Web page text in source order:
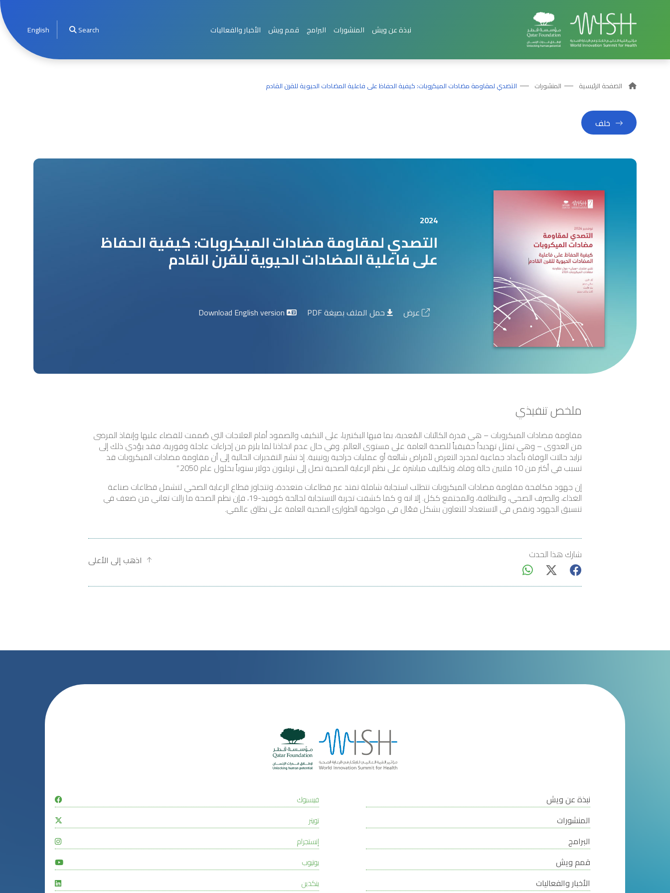
نبذة عن ويش المنشورات البرامج قمم ويش الأخبار والفعاليات Search
English
الصفحة الرئيسية المنشورات التصدي لمقاومة مضادات الميكروبات: كيفية الحفاظ على فاعلية المضادات الحيوية للقرن القادم
خلف
2024
التصدي لمقاومة مضادات الميكروبات: كيفية الحفاظ
على فاعلية المضادات الحيوية للقرن القادم
عرض حمل الملف بصيغة PDF Download English version
ملخص تنفيذي
مقاومة مضادات الميكروبات – هي قدرة الكائنات المُعدية، بما فيها البكتيريا، على التكيف والصمود أمام العلاجات التي صٌممت للقضاء عليها وإنقاذ المرضى
من العدوى – وهي تمثل تهديداً حقيقياً للصحة العامة على مستوى العالم. وفي حال عدم اتخاذنا لما يلزم من إجراءات عاجلة وفورية، فقد يؤدي ذلك إلى
تزايد حالات الوفاة بأعداد جماعية لمجرد التعرض لأمراض شائعة أو عمليات جراحية روتينية. إذ تشير التقديرات الحالية إلى أن مقاومة مضادات الميكروبات قد
تسبب في أكثر من 10 ملايين حالة وفاة، وتكاليف مباشرة على نظم الرعاية الصحية تصل إلى تريليون دولار سنوياً بحلول عام 2050.”
إن جهود مكافحة مقاومة مضادات الميكروبات تتطلب استجابة شاملة تمتد عبر قطاعات متعددة، وتتجاوز قطاع الرعاية الصحي لتشمل قطاعات صناعة
الغذاء، والصرف الصحي، والنظافة، والمجتمع ككل. إلا انه و كما كشفت تجربة الاستجابة لجائحة كوفيد-19، فإن نظم الصحة ما زالت تعاني من ضعف في
تنسيق الجهود ونقص في الاستعداد للتعاون بشكل فعّال في مواجهة الطوارئ الصحية العامة على نطاق عالمي.
شارك هذا الحدث اذهب إلى الأعلى
نبذة عن ويش
المنشورات
البرامج
قمم ويش
الأخبار والفعاليات
فيسبوك
تويتر
إنستجرام
يوتيوب
ينكدين